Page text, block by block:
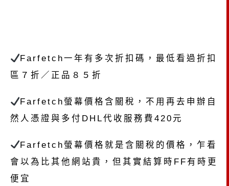
Farfetch一年有多次折扣碼，最低看過折扣
區７折／正品８５折
Farfetch螢幕價格含關稅，不用再去申辦自
然人憑證與多付DHL代收服務費420元
Farfetch螢幕價格就是含關稅的價格，乍看
會以為比其他網站貴，但其實結算時FF有時更
便宜